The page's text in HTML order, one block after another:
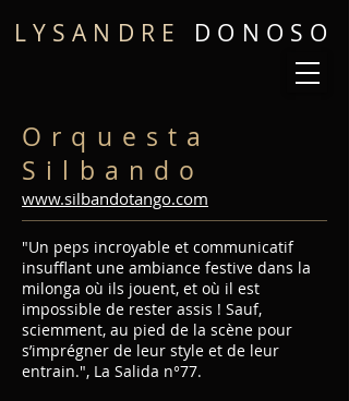
LYSANDRE DONOSO
Orquesta
Silbando
www.silbandotango.com
"Un peps incroyable et communicatif
insufflant une ambiance festive dans la
milonga où ils jouent, et où il est
impossible de rester assis ! Sauf,
sciemment, au pied de la scène pour
s’imprégner de leur style et de leur
entrain.", La Salida n°77.